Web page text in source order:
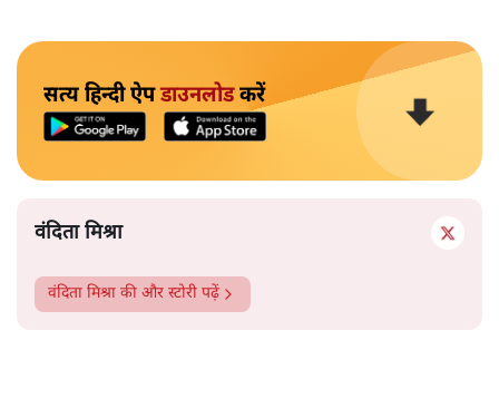
सत्य हिन्दी ऐपडाउनलोडकरें
वंदिता मिश्रा
वंदिता मिश्रा की और स्टोरी पढ़ें